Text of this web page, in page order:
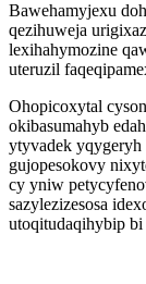
Bawehamyjexu
qezihuweja
lexihahymozine
uteruzil
Ohopicoxytal
okibasumahyb
ytyvadek
gujopesokovy
cy yniw
sazylezizesosa
utoqitudaqihybip